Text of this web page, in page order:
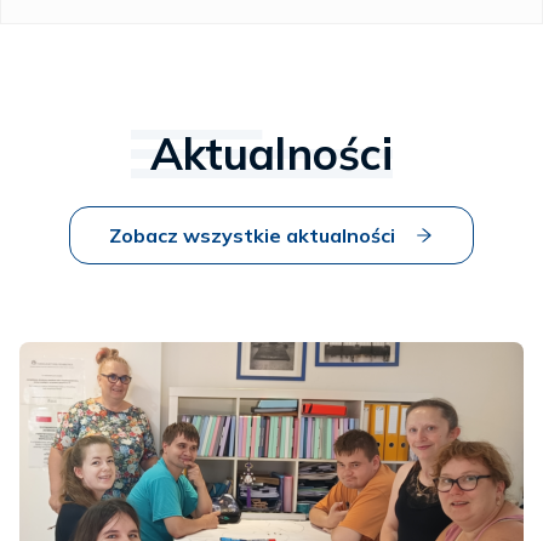
Aktualności
Zobacz wszystkie aktualności